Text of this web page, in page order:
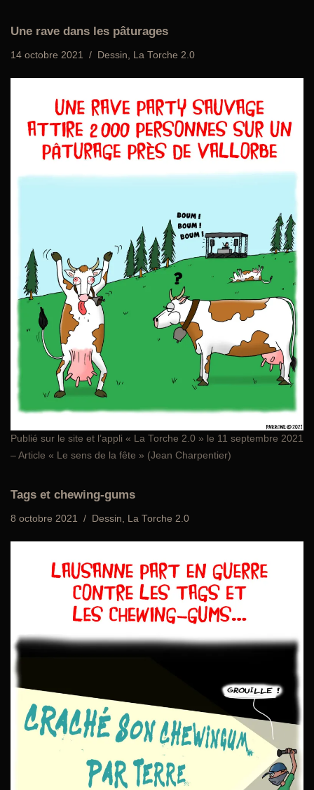
Une rave dans les pâturages
14 octobre 2021 Dessin La Torche 2.0
Publié sur le site et l’appli « La Torche 2.0 » le 11 septembre 2021
– Article « Le sens de la fête » (Jean Charpentier)
Tags et chewing-gums
8 octobre 2021 Dessin La Torche 2.0